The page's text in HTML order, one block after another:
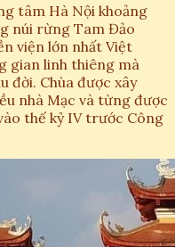
tâm Hà Nội khoảng
núi rừng Tam Đảo
viện lớn nhất Việt
gian linh thiêng mà
đời. Chùa được xây
nhà Mạc và từng được
thế kỷ IV trước Công